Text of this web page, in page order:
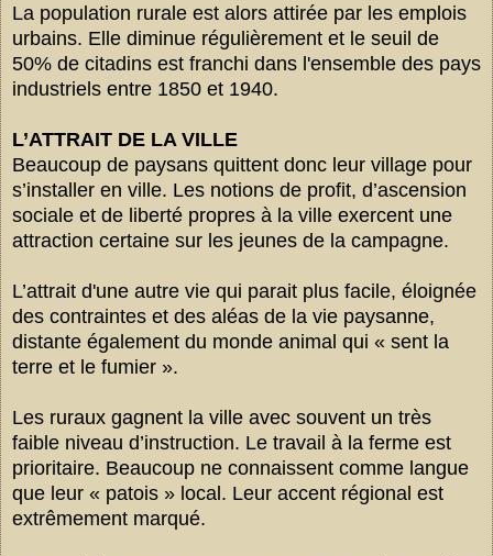
La population rurale est alors attirée par les emplois
urbains. Elle diminue régulièrement et le seuil de
50% de citadins est franchi dans l'ensemble des pays
industriels entre 1850 et 1940.
L’ATTRAIT DE LA VILLE
Beaucoup de paysans quittent donc leur village pour
s’installer en ville. Les notions de profit, d’ascension
sociale et de liberté propres à la ville exercent une
attraction certaine sur les jeunes de la campagne.
L’attrait d'une autre vie qui parait plus facile, éloignée
des contraintes et des aléas de la vie paysanne,
distante également du monde animal qui « sent la
terre et le fumier ».
Les ruraux gagnent la ville avec souvent un très
faible niveau d’instruction. Le travail à la ferme est
prioritaire. Beaucoup ne connaissent comme langue
que leur « patois » local. Leur accent régional est
extrêmement marqué.